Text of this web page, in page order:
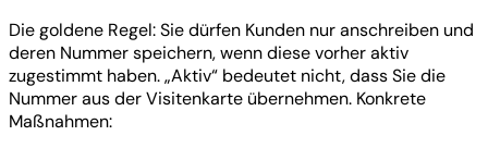
Die goldene Regel: Sie dürfen Kunden nur anschreiben und
deren Nummer speichern, wenn diese vorher aktiv
zugestimmt haben. „Aktiv“ bedeutet nicht, dass Sie die
Nummer aus der Visitenkarte übernehmen. Konkrete
Maßnahmen: